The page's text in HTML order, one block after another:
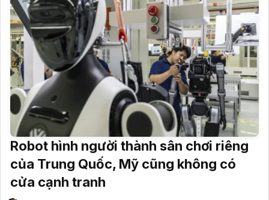
Robot hình người thành sân chơi riêng
của Trung Quốc, Mỹ cũng không có
cửa cạnh tranh